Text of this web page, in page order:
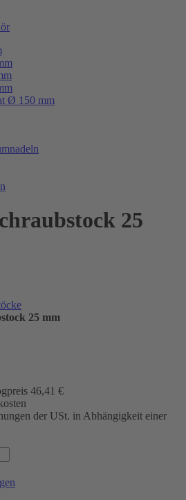
Ø 150 mm
25
25 mm
46,41 €
der USt. in Abhängigkeit einer